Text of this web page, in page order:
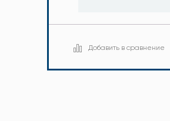
Добавить в сравнение